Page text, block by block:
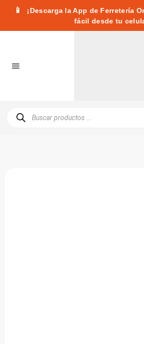
📱
¡Descarga la App de Ferretería
fácil desde tu